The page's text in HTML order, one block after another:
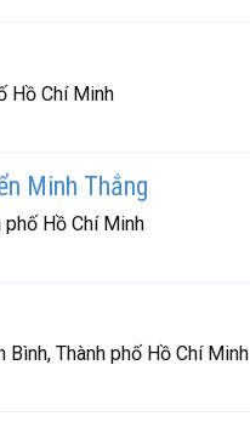
Hồ Chí Minh
Minh Thắng
phố Hồ Chí Minh
Thành phố Hồ Chí Minh